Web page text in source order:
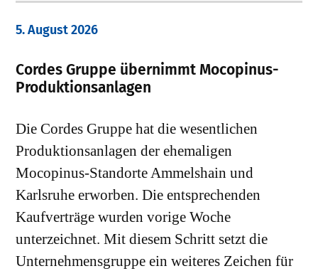
5. August 2026
Cordes Gruppe übernimmt Mocopinus-
Produktionsanlagen
Die Cordes Gruppe hat die wesentlichen
Produktionsanlagen der ehemaligen
Mocopinus-Standorte Ammelshain und
Karlsruhe erworben. Die entsprechenden
Kaufverträge wurden vorige Woche
unterzeichnet. Mit diesem Schritt setzt die
Unternehmensgruppe ein weiteres Zeichen für